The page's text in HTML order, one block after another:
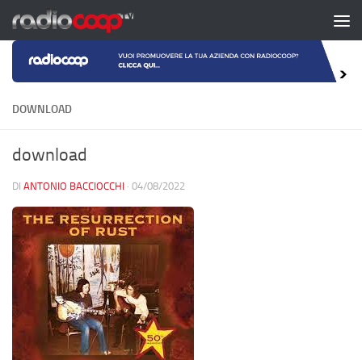
Salta al contenuto
DOWNLOAD
download
DI ANTONIO BACCIOCCHI · 04/08/2022